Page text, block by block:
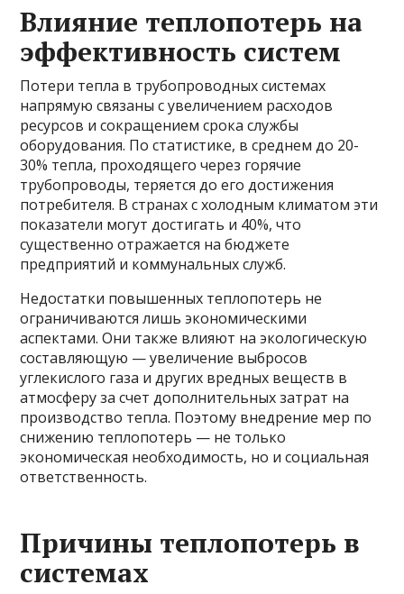
Влияние теплопотерь на
эффективность систем
Потери тепла в трубопроводных системах
напрямую связаны с увеличением расходов
ресурсов и сокращением срока службы
оборудования. По статистике, в среднем до 20-
30% тепла, проходящего через горячие
трубопроводы, теряется до его достижения
потребителя. В странах с холодным климатом эти
показатели могут достигать и 40%, что
существенно отражается на бюджете
предприятий и коммунальных служб.
Недостатки повышенных теплопотерь не
ограничиваются лишь экономическими
аспектами. Они также влияют на экологическую
составляющую — увеличение выбросов
углекислого газа и других вредных веществ в
атмосферу за счет дополнительных затрат на
производство тепла. Поэтому внедрение мер по
снижению теплопотерь — не только
экономическая необходимость, но и социальная
ответственность.
Причины теплопотерь в
системах